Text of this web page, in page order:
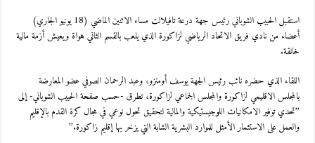
استقبل الحبيب الشوباني رئيس جهة درعة تافيلالت مساء الاثنين الماضي (18 يونيو الجاري)
أعضاء من نادي فريق الاتحاد الرياضي لزاكورة الذي يلعب بالقسم الثاني هواة ويعيش أزمة مالية
خانقة.
اللقاء الذي حضره نائب رئيس الجهة يوسف أومنزو، وعبد الرحمان الصوفي عضو المعارضة
بالمجلس الاقليمي لزاكورة والمجلس الجماعي لزاكورة، تطرق -حسب صفحة الحبيب الشوباني- إلى
’’تحدي توفير الامكانيات اللوجيستيكية والمالية لتحقيق تحول نوعي في مجال كرة القدم بالإقليم
والعمل على الاستثمار الأمثل للموارد البشرية الشابة التي يزخر بها إقليم زاكورة.’’